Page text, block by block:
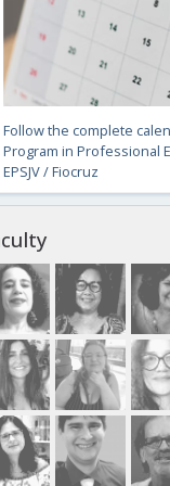
Follow the complete
Program in Professional
EPSJV / Fiocruz